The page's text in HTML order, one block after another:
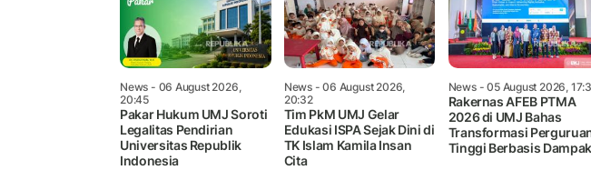
News - 06 August 2026,
20:45
Pakar Hukum UMJ Soroti
Legalitas Pendirian
Universitas Republik
Indonesia
News- 06 August 2026,
20:32
Tim PkM UMJ Gelar
Edukasi ISPA Sejak Dini di
TK Islam Kamila Insan
Cita
News- 05 August 2026,
Rakernas AFEB PTMA
2026 di UMJ Bahas
Transformasi
Tinggi Berbasis Dampak